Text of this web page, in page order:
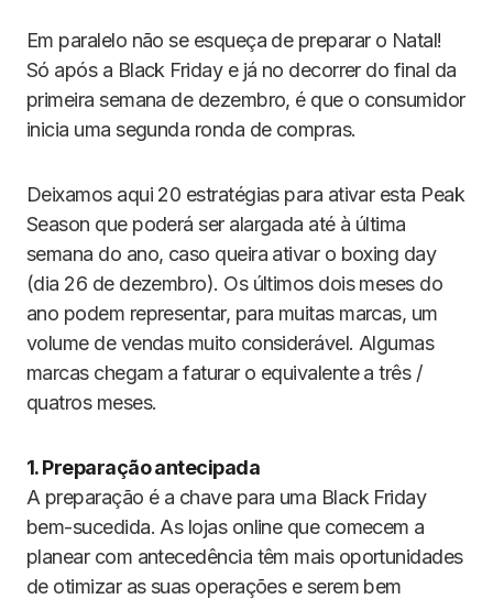
Em paralelo não se esqueça de preparar o Natal!
Só após a Black Friday e já no decorrer do final da
primeira semana de dezembro, é que o consumidor
inicia uma segunda ronda de compras.
Deixamos aqui 20 estratégias para ativar esta Peak
Season que poderá ser alargada até à última
semana do ano, caso queira ativar o boxing day
(dia 26 de dezembro). Os últimos dois meses do
ano podem representar, para muitas marcas, um
volume de vendas muito considerável. Algumas
marcas chegam a faturar o equivalente a três /
quatros meses.
1. Preparação antecipada
A preparação é a chave para uma Black Friday
bem-sucedida. As lojas online que comecem a
planear com antecedência têm mais oportunidades
de otimizar as suas operações e serem bem